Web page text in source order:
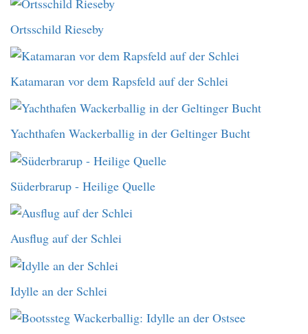
Ortsschild Rieseby
Katamaran vor dem Rapsfeld auf der Schlei
Yachthafen Wackerballig in der Geltinger Bucht
Süderbrarup - Heilige Quelle
Ausflug auf der Schlei
Idylle an der Schlei